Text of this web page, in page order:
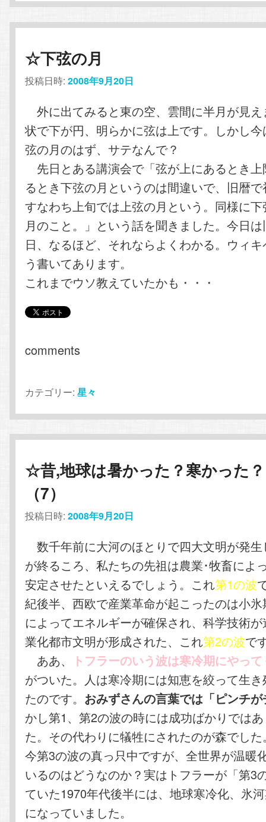
☆下弦の月
投稿日時:2008年9月20日
外に出てみると東の空、雲間に半月が見
状で下が円、明らかに弦は上です。しかし
弦の月のはず、サテなんで？
先日とある講演会で「弦が上にあるとき
るとき下弦の月というのは間違いで、旧暦
すなわち上旬では上弦の月という。同様に
月のこと。」という話を聞きました。今日
日、なるほど、それならよくわかる。ウィ
う書いてあります。
これまでウソ教えていたかも・・・
comments
カテゴリー: 星々
☆昔,地球は暑かった？寒かった？
（7）
投稿日時:2008年9月20日
数千年前に大河のほとりで四大文明が発
が終るころ、私たちの先祖は農業･牧畜によ
安定させたといえるでしょう。これ第1の波
紀後半、西欧で産業革命が起こったのは小
によってエネルギーが確保され、科学技術
業化都市文明が形成された、これ第2の波で
ああ、
トフラーのいう波は寒冷期にやっ
がついた。人は寒冷期には知恵を絞って生
たのです。 おみずさんの言葉では「ピンチ
かし第1、第2の波の時には成功ばかりでは
た。その代わりに犠牲にされたのが森でした
今第3の波の真っ只中ですが、全世界が温暖
いるのはどうなのか？実はトフラーが「第3
ていた1970年代後半には、地球寒冷化、氷
になっていました。